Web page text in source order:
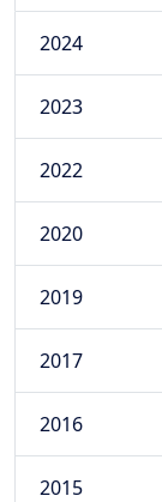
2024
2023
2022
2020
2019
2017
2016
2015